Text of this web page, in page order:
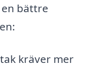
bättre
kräver mer